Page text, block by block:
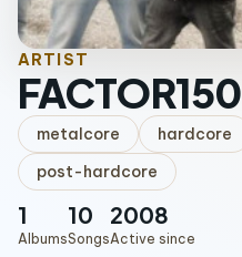
ARTIST
FACTOR150
metalcore hardcore
post-hardcore
1
Albums
10
Songs
2008
Active since